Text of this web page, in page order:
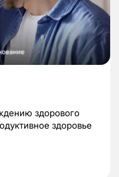
здорового
здоровье